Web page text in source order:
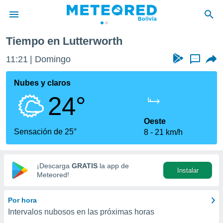
de
ha
calidad.
a este
las
y
digital
basada
Tiempo en Lutterworth
11:21 Domingo ...
Nubes y claros
24°
Sensación de 25°
Oeste
8
21 km/h
¡Descarga GRATIS la app de
Meteored!
Instalar
Por hora
Intervalos nubosos en las próximas horas